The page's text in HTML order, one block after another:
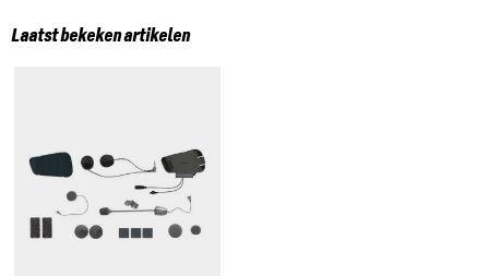
Laatst bekeken artikelen